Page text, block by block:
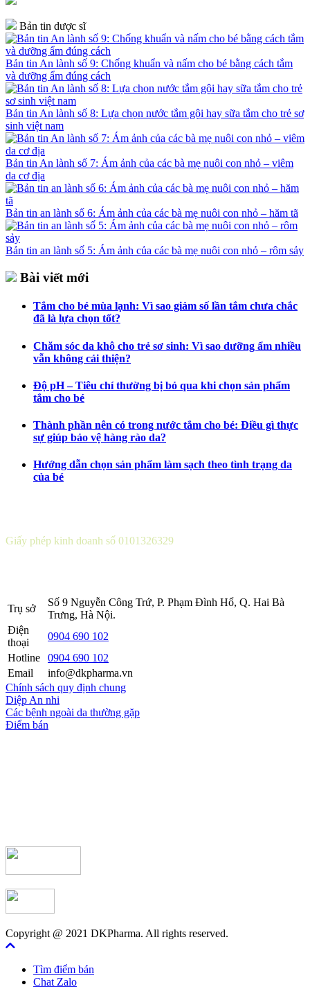
Bản tin dược sĩ
Bản tin An lành số 9: Chống khuẩn và nấm cho bé bằng cách tắm
và dưỡng ẩm đúng cách
Bản tin An lành số 8: Lựa chọn nước tắm gội hay sữa tắm cho trẻ sơ
sinh việt nam
Bản tin An lành số 7: Ám ảnh của các bà mẹ nuôi con nhỏ – viêm
da cơ địa
Bản tin an lành số 6: Ám ảnh của các bà mẹ nuôi con nhỏ – hăm tã
Bản tin an lành số 5: Ám ảnh của các bà mẹ nuôi con nhỏ – rôm sảy
Bài viết mới
Tắm cho bé mùa lạnh: Vì sao giảm số lần tắm chưa chắc
đã là lựa chọn tốt?
Chăm sóc da khô cho trẻ sơ sinh: Vì sao dưỡng ẩm nhiều
vẫn không cải thiện?
Độ pH – Tiêu chí thường bị bỏ qua khi chọn sản phẩm
tắm cho bé
Thành phần nên có trong nước tắm cho bé: Điều gì thực
sự giúp bảo vệ hàng rào da?
Hướng dẫn chọn sản phẩm làm sạch theo tình trạng da
của bé
Giấy phép kinh doanh số 0101326329
Trụ sở
Số 9 Nguyễn Công Trứ, P. Phạm Đình Hổ, Q. Hai Bà
Trưng, Hà Nội.
Điện
thoại
0904 690 102
Hotline
0904 690 102
Email
info@dkpharma.vn
Chính sách quy định chung
Diệp An nhi
Các bệnh ngoài da thường gặp
Điểm bán
Copyright @ 2021 DKPharma. All rights reserved.
Tìm điểm bán
Chat Zalo